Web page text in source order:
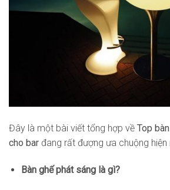
Đây là một bài viết tổng hợp về Top
cho bar đang rất đượng ưa chuộng
Bàn ghế phát sáng là gì?